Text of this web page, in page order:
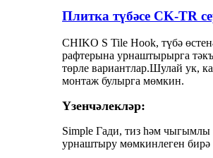
Плитка түбәсе CK-TR
CHIKO S Tile Hook, түбә
рафтерына урнаштырырга
төрле вариантлар.Шулай ук,
монтаж булырга мөмкин.
Үзенчәлекләр:
Simple Гади, тиз һәм чыгымлы
урнаштыру мөмкинлеген бирә